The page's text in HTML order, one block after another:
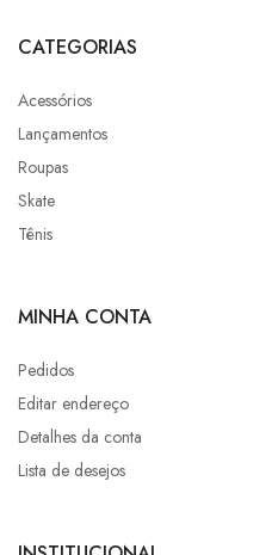
CATEGORIAS
Acessórios
Lançamentos
Roupas
Skate
Tênis
MINHA CONTA
Pedidos
Editar endereço
Detalhes da conta
Lista de desejos